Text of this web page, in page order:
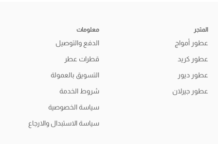
المتجر
عطور أمواج
عطور كريد
عطور ديور
عطور جيرلان
معلومات
الدفع والتوصيل
قطرات عطر
التسويق بالعمولة
شروط الخدمة
سياسة الخصوصية
سياسة الاستبدال والارجاع